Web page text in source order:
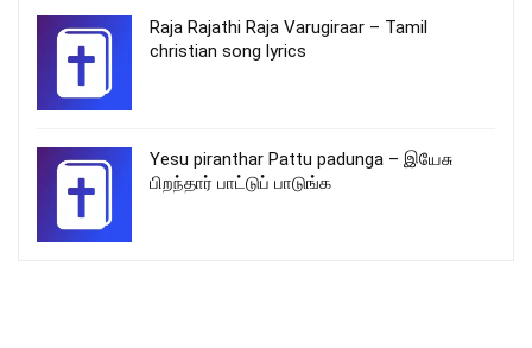
Raja Rajathi Raja Varugiraar – Tamil
christian song lyrics
Yesu piranthar Pattu padunga – இயேசு
பிறந்தார் பாட்டுப் பாடுங்க